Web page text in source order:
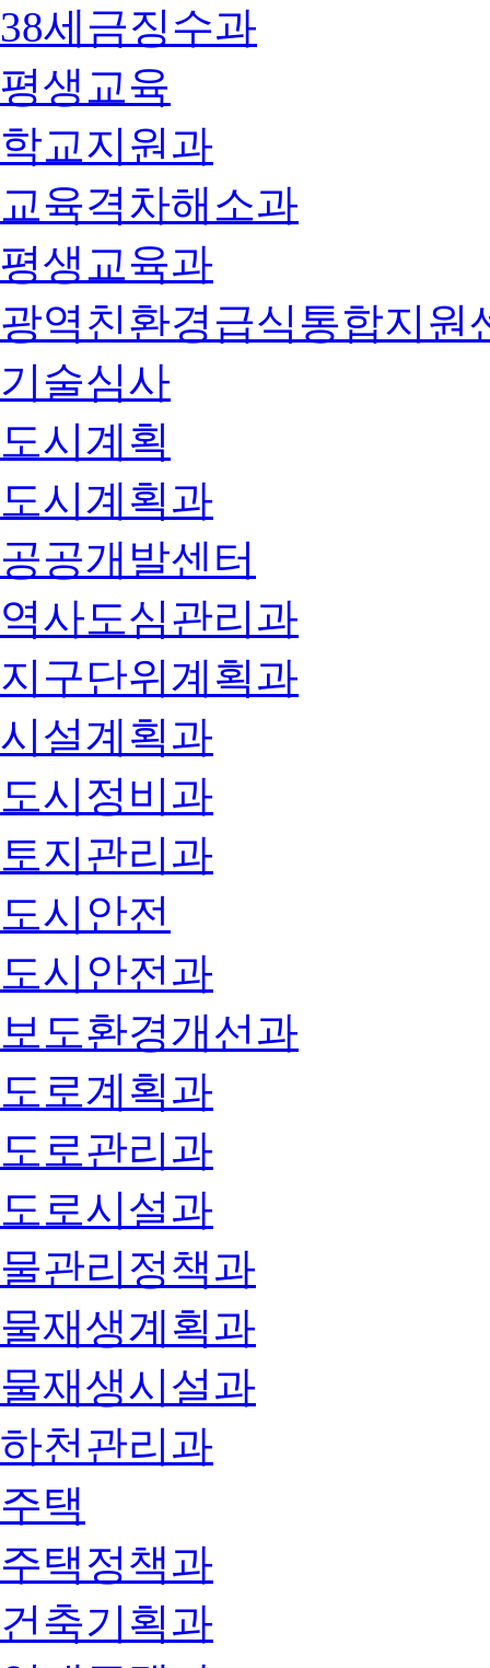
38세금징수과
평생교육
학교지원과
교육격차해소과
평생교육과
광역친환경급식통합지원
기술심사
도시계획
도시계획과
공공개발센터
역사도심관리과
지구단위계획과
시설계획과
도시정비과
토지관리과
도시안전
도시안전과
보도환경개선과
도로계획과
도로관리과
도로시설과
물관리정책과
물재생계획과
물재생시설과
하천관리과
주택
주택정책과
건축기획과